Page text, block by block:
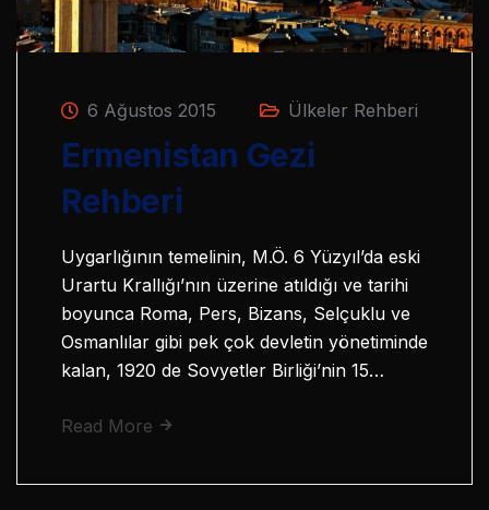
6 Ağustos 2015 Ülkeler Rehberi
Ermenistan Gezi
Rehberi
Uygarlığının temelinin, M.Ö. 6 Yüzyıl’da eski
Urartu Krallığı’nın üzerine atıldığı ve tarihi
boyunca Roma, Pers, Bizans, Selçuklu ve
Osmanlılar gibi pek çok devletin yönetiminde
kalan, 1920 de Sovyetler Birliği’nin 15…
Read More